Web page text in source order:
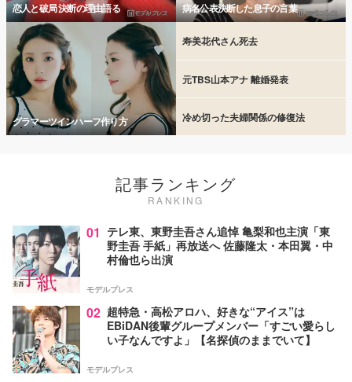
恋人と破局 決断の理由語る 病名公表決断した息子の言葉
グラマーツインハーフ作り方
寿美花代さん死去
元TBS山本アナ 離婚発表
冷め切った夫婦関係の修復法
記事ランキング
RANKING
01 テレ東、東野圭吾さん追悼 亀梨和也主演「東
野圭吾 手紙」再放送へ 佐藤隆太・本田翼・中
村倫也ら出演
モデルプレス
02 超特急・高松アロハ、好きな“アイス”は
EBiDAN後輩グループメンバー「すごい愛らし
い子なんですよ」【名探偵のままでいて】
モデルプレス